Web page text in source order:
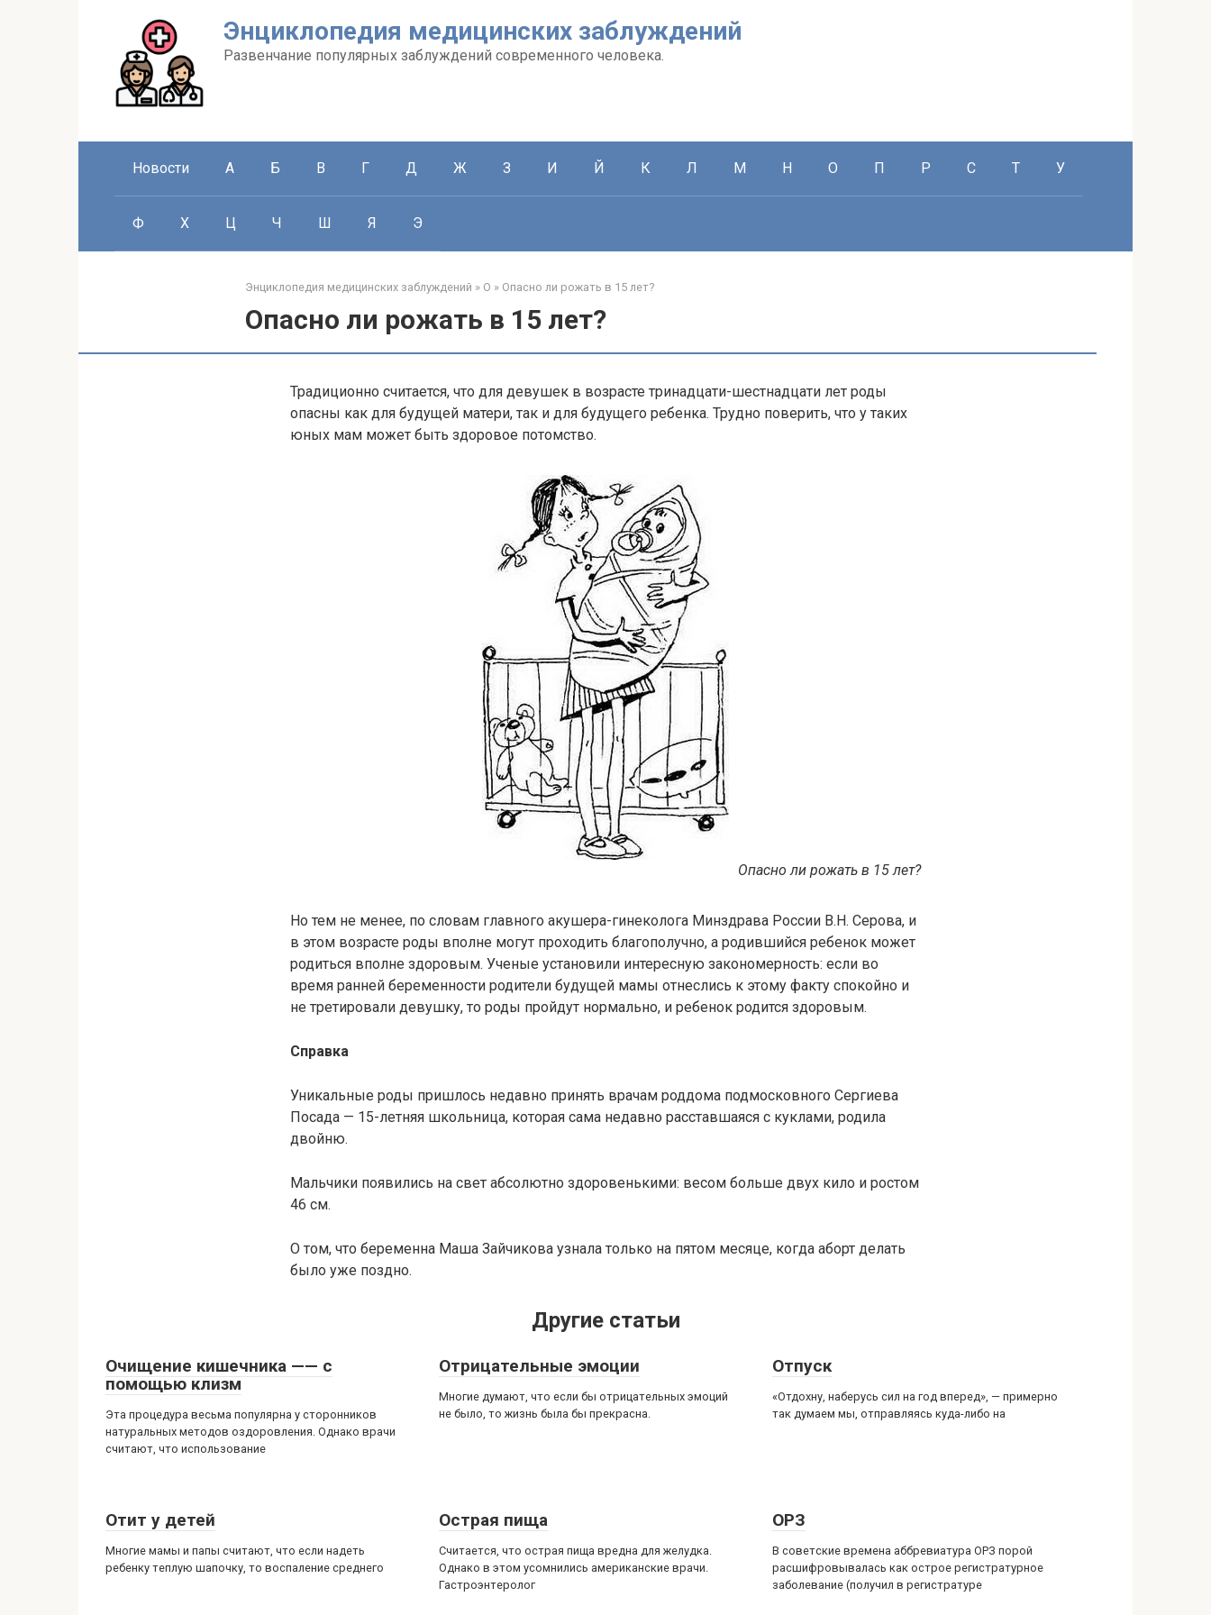
Энциклопедия медицинских заблуждений
Развенчание популярных заблуждений современного человека.
Новости А Б В Г Д Ж З И Й К Л М Н О П Р С Т У
Ф Х Ц Ч Ш Я Э
Энциклопедия медицинских заблуждений » О » Опасно ли рожать в 15 лет?
Опасно ли рожать в 15 лет?
Традиционно считается, что для девушек в возрасте тринадцати-шестнадцати лет роды
опасны как для будущей матери, так и для будущего ребенка. Трудно поверить, что у таких
юных мам может быть здоровое потомство.
Опасно ли рожать в 15 лет?
Но тем не менее, по словам главного акушера-гинеколога Минздрава России В.Н. Серова, и
в этом возрасте роды вполне могут проходить благополучно, а родившийся ребенок может
родиться вполне здоровым. Ученые установили интересную закономерность: если во
время ранней беременности родители будущей мамы отнеслись к этому факту спокойно и
не третировали девушку, то роды пройдут нормально, и ребенок родится здоровым.
Справка
Уникальные роды пришлось недавно принять врачам роддома подмосковного Сергиева
Посада — 15-летняя школьница, которая сама недавно расставшаяся с куклами, родила
двойню.
Мальчики появились на свет абсолютно здоровенькими: весом больше двух кило и ростом
46 см.
О том, что беременна Маша Зайчикова узнала только на пятом месяце, когда аборт делать
было уже поздно.
Другие статьи
Очищение кишечника —— с
помощью клизм
Эта процедура весьма популярна у сторонников
натуральных методов оздоровления. Однако врачи
считают, что использование
Отрицательные эмоции
Многие думают, что если бы отрицательных эмоций
не было, то жизнь была бы прекрасна.
Отпуск
«Отдохну, наберусь сил на год вперед», — примерно
так думаем мы, отправляясь куда-либо на
Отит у детей
Многие мамы и папы считают, что если надеть
ребенку теплую шапочку, то воспаление среднего
Острая пища
Считается, что острая пища вредна для желудка.
Однако в этом усомнились американские врачи.
Гастроэнтеролог
ОРЗ
В советские времена аббревиатура ОРЗ порой
расшифровывалась как острое регистратурное
заболевание (получил в регистратуре